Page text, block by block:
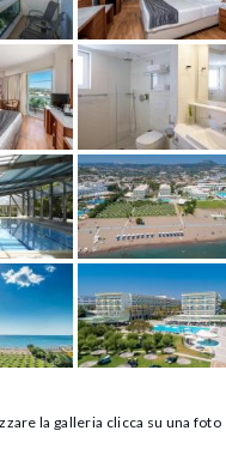
la galleria clicca su una foto